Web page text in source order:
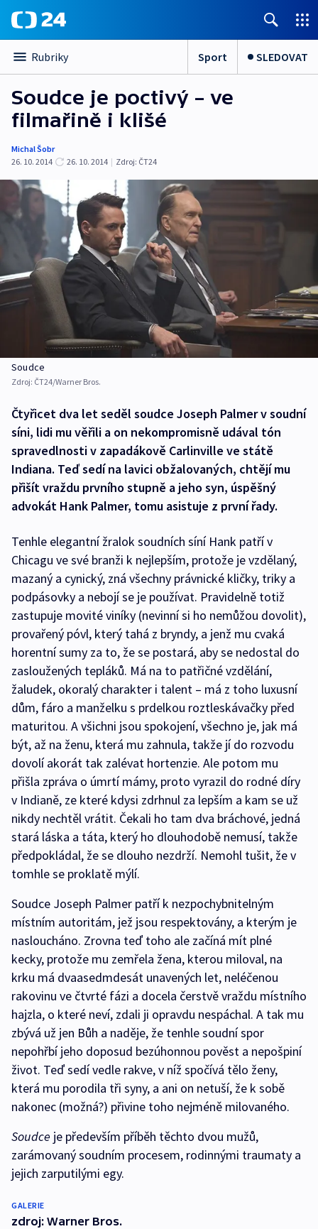
Rubriky Sport SLEDOVAT
Soudce je poctivý – ve
filmařině i klišé
Michal Šobr
26. 10. 2014
26. 10. 2014 | Zdroj: ČT24
Soudce
Zdroj: ČT24/Warner Bros.
Čtyřicet dva let seděl soudce Joseph Palmer v soudní
síni, lidi mu věřili a on nekompromisně udával tón
spravedlnosti v zapadákově Carlinville ve státě
Indiana. Teď sedí na lavici obžalovaných, chtějí mu
přišít vraždu prvního stupně a jeho syn, úspěšný
advokát Hank Palmer, tomu asistuje z první řady.
Tenhle elegantní žralok soudních síní Hank patří v
Chicagu ve své branži k nejlepším, protože je vzdělaný,
mazaný a cynický, zná všechny právnické kličky, triky a
podpásovky a nebojí se je používat. Pravidelně totiž
zastupuje movité viníky (nevinní si ho nemůžou dovolit),
provařený póvl, který tahá z bryndy, a jenž mu cvaká
horentní sumy za to, že se postará, aby se nedostal do
zasloužených tepláků. Má na to patřičné vzdělání,
žaludek, okoralý charakter i talent – má z toho luxusní
dům, fáro a manželku s prdelkou roztleskávačky před
maturitou. A všichni jsou spokojení, všechno je, jak má
být, až na ženu, která mu zahnula, takže jí do rozvodu
dovolí akorát tak zalévat hortenzie. Ale potom mu
přišla zpráva o úmrtí mámy, proto vyrazil do rodné díry
v Indianě, ze které kdysi zdrhnul za lepším a kam se už
nikdy nechtěl vrátit. Čekali ho tam dva bráchové, jedná
stará láska a táta, který ho dlouhodobě nemusí, takže
předpokládal, že se dlouho nezdrží. Nemohl tušit, že v
tomhle se proklatě mýlí.
Soudce Joseph Palmer patří k nezpochybnitelným
místním autoritám, jež jsou respektovány, a kterým je
nasloucháno. Zrovna teď toho ale začíná mít plné
kecky, protože mu zemřela žena, kterou miloval, na
krku má dvaasedmdesát unavených let, neléčenou
rakovinu ve čtvrté fázi a docela čerstvě vraždu místního
hajzla, o které neví, zdali ji opravdu nespáchal. A tak mu
zbývá už jen Bůh a naděje, že tenhle soudní spor
nepohřbí jeho doposud bezúhonnou pověst a nepošpiní
život. Teď sedí vedle rakve, v níž spočívá tělo ženy,
která mu porodila tři syny, a ani on netuší, že k sobě
nakonec (možná?) přivine toho nejméně milovaného.
Soudce je především příběh těchto dvou mužů,
zarámovaný soudním procesem, rodinnými traumaty a
jejich zarputilými egy.
GALERIE
zdroj: Warner Bros.